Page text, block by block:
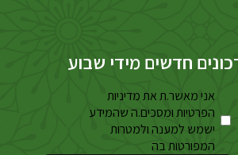
חדשים מידי שבוע
אני מאשר.ת את מדיניות
הפרטיות ומסכים.ה שהמידע
ישמש למענה ולמטרות
המפורטות בה